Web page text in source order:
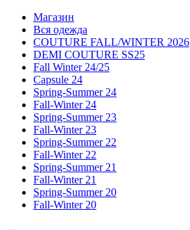
Магазин
Вся одежда
COUTURE FALL/WINTER 2026
DEMI COUTURE SS25
Fall Winter 24/25
Capsule 24
Spring-Summer 24
Fall-Winter 24
Spring-Summer 23
Fall-Winter 23
Spring-Summer 22
Fall-Winter 22
Spring-Summer 21
Fall-Winter 21
Spring-Summer 20
Fall-Winter 20